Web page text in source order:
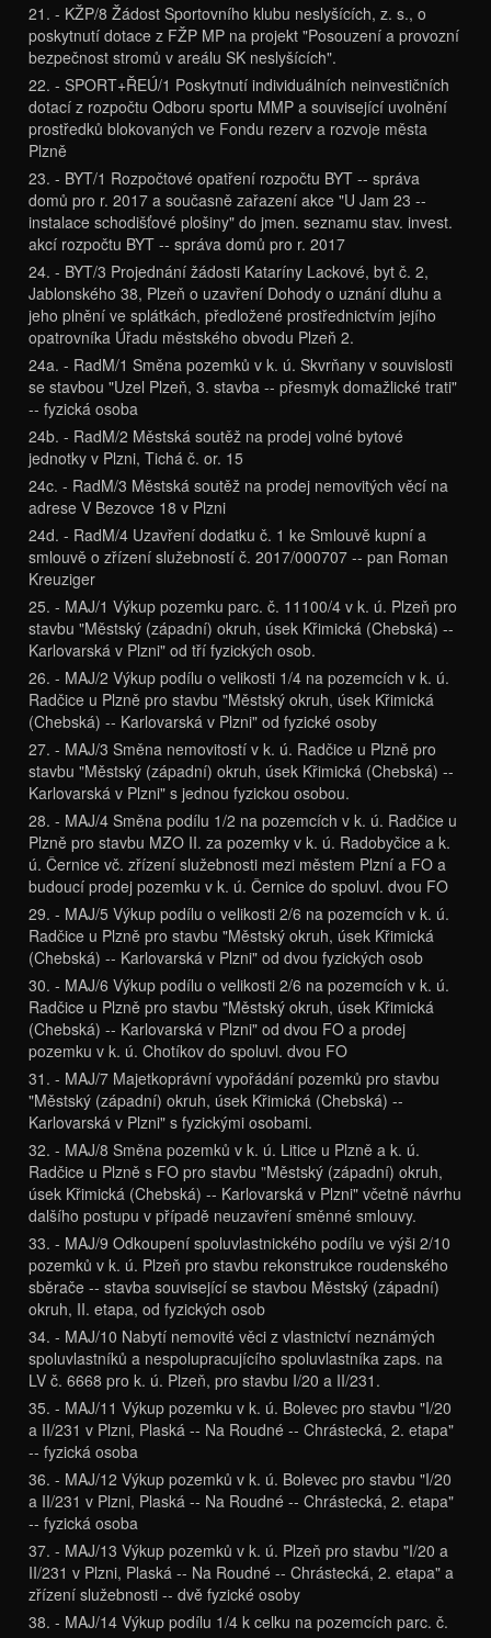
21. - KŽP/8 Žádost Sportovního klubu neslyšících, z. s., o
poskytnutí dotace z FŽP MP na projekt "Posouzení a provozní
bezpečnost stromů v areálu SK neslyšících".
22. - SPORT+ŘEÚ/1 Poskytnutí individuálních neinvestičních
dotací z rozpočtu Odboru sportu MMP a související uvolnění
prostředků blokovaných ve Fondu rezerv a rozvoje města
Plzně
23. - BYT/1 Rozpočtové opatření rozpočtu BYT -- správa
domů pro r. 2017 a současně zařazení akce "U Jam 23 --
instalace schodišťové plošiny" do jmen. seznamu stav. invest.
akcí rozpočtu BYT -- správa domů pro r. 2017
24. - BYT/3 Projednání žádosti Kataríny Lackové, byt č. 2,
Jablonského 38, Plzeň o uzavření Dohody o uznání dluhu a
jeho plnění ve splátkách, předložené prostřednictvím jejího
opatrovníka Úřadu městského obvodu Plzeň 2.
24a. - RadM/1 Směna pozemků v k. ú. Skvrňany v souvislosti
se stavbou "Uzel Plzeň, 3. stavba -- přesmyk domažlické trati"
-- fyzická osoba
24b. - RadM/2 Městská soutěž na prodej volné bytové
jednotky v Plzni, Tichá č. or. 15
24c. - RadM/3 Městská soutěž na prodej nemovitých věcí na
adrese V Bezovce 18 v Plzni
24d. - RadM/4 Uzavření dodatku č. 1 ke Smlouvě kupní a
smlouvě o zřízení služebností č. 2017/000707 -- pan Roman
Kreuziger
25. - MAJ/1 Výkup pozemku parc. č. 11100/4 v k. ú. Plzeň pro
stavbu "Městský (západní) okruh, úsek Křimická (Chebská) --
Karlovarská v Plzni" od tří fyzických osob.
26. - MAJ/2 Výkup podílu o velikosti 1/4 na pozemcích v k. ú.
Radčice u Plzně pro stavbu "Městský okruh, úsek Křimická
(Chebská) -- Karlovarská v Plzni" od fyzické osoby
27. - MAJ/3 Směna nemovitostí v k. ú. Radčice u Plzně pro
stavbu "Městský (západní) okruh, úsek Křimická (Chebská) --
Karlovarská v Plzni" s jednou fyzickou osobou.
28. - MAJ/4 Směna podílu 1/2 na pozemcích v k. ú. Radčice u
Plzně pro stavbu MZO II. za pozemky v k. ú. Radobyčice a k.
ú. Černice vč. zřízení služebnosti mezi městem Plzní a FO a
budoucí prodej pozemku v k. ú. Černice do spoluvl. dvou FO
29. - MAJ/5 Výkup podílu o velikosti 2/6 na pozemcích v k. ú.
Radčice u Plzně pro stavbu "Městský okruh, úsek Křimická
(Chebská) -- Karlovarská v Plzni" od dvou fyzických osob
30. - MAJ/6 Výkup podílu o velikosti 2/6 na pozemcích v k. ú.
Radčice u Plzně pro stavbu "Městský okruh, úsek Křimická
(Chebská) -- Karlovarská v Plzni" od dvou FO a prodej
pozemku v k. ú. Chotíkov do spoluvl. dvou FO
31. - MAJ/7 Majetkoprávní vypořádání pozemků pro stavbu
"Městský (západní) okruh, úsek Křimická (Chebská) --
Karlovarská v Plzni" s fyzickými osobami.
32. - MAJ/8 Směna pozemků v k. ú. Litice u Plzně a k. ú.
Radčice u Plzně s FO pro stavbu "Městský (západní) okruh,
úsek Křimická (Chebská) -- Karlovarská v Plzni" včetně návrhu
dalšího postupu v případě neuzavření směnné smlouvy.
33. - MAJ/9 Odkoupení spoluvlastnického podílu ve výši 2/10
pozemků v k. ú. Plzeň pro stavbu rekonstrukce roudenského
sběrače -- stavba související se stavbou Městský (západní)
okruh, II. etapa, od fyzických osob
34. - MAJ/10 Nabytí nemovité věci z vlastnictví neznámých
spoluvlastníků a nespolupracujícího spoluvlastníka zaps. na
LV č. 6668 pro k. ú. Plzeň, pro stavbu I/20 a II/231.
35. - MAJ/11 Výkup pozemku v k. ú. Bolevec pro stavbu "I/20
a II/231 v Plzni, Plaská -- Na Roudné -- Chrástecká, 2. etapa"
-- fyzická osoba
36. - MAJ/12 Výkup pozemků v k. ú. Bolevec pro stavbu "I/20
a II/231 v Plzni, Plaská -- Na Roudné -- Chrástecká, 2. etapa"
-- fyzická osoba
37. - MAJ/13 Výkup pozemků v k. ú. Plzeň pro stavbu "I/20 a
II/231 v Plzni, Plaská -- Na Roudné -- Chrástecká, 2. etapa" a
zřízení služebnosti -- dvě fyzické osoby
38. - MAJ/14 Výkup podílu 1/4 k celku na pozemcích parc. č.